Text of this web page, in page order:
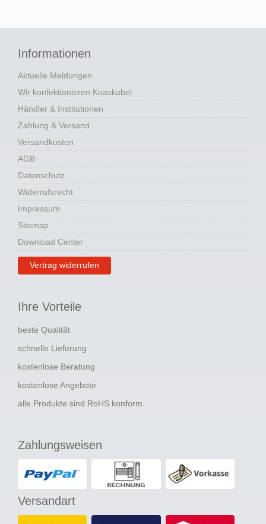
Informationen
Aktuelle Meldungen
Wir konfektionieren Koaxkabel
Händler & Institutionen
Zahlung & Versand
Versandkosten
AGB
Datenschutz
Widerrufsrecht
Impressum
Sitemap
Download Center
Vertrag widerrufen
Ihre Vorteile
beste Qualität
schnelle Lieferung
kostenlose Beratung
kostenlose Angebote
alle Produkte sind RoHS konform
Zahlungsweisen
Versandart